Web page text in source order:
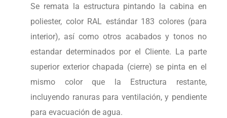
Se remata la estructura pintando la cabina en
poliester, color RAL estándar 183 colores (para
interior), así como otros acabados y tonos no
estandar determinados por el Cliente. La parte
superior exterior chapada (cierre) se pinta en el
mismo color que la Estructura restante,
incluyendo ranuras para ventilación, y pendiente
para evacuación de agua.